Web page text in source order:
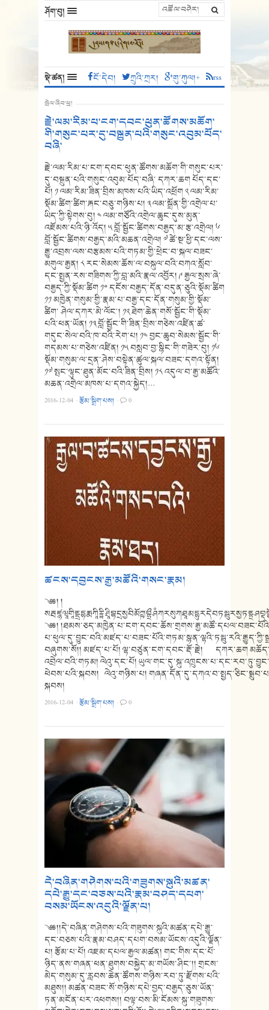
ཤོག་བུ།
སྡེ་ཚན། ངོ་དེབ། ཀྲུའི་ཀྲར། གུ་ཀུལ།+ rss
སྤེལ་ཞིབ་ཕྲ།
རྗེ་ལམ་རིམ་པ་ངག་དབང་ཕུན་ཚོགས་མཆོག་
གི་གསུང་པར་དུ་བསྐྲུན་པའི་གསུང་འབུམ་པོད་
བཞི་
རྗེ་ལམ་རིམ་པ་ངག་དབང་ཕུན་ཚོགས་མཆོག་གི་གསུང་པར་
དུ་བསྐྲུན་པའི་གསུང་འབུམ་པོད་བཞི་ དཀར་ཆག པོད་དང་
པོ། ༡ ལམ་རིམ་ཟིན་བྲིས་མཁས་པའི་ཡིད་འཕྲོག ༢ ལམ་རིམ་
སྡོམ་ཚིག་ཚིག་རྐང་བཅུ་གཉིས་པ། ༣ ལམ་སྒྲོན་གྱི་འགྲེལ་པ་
ཡིད་ཀྱི་སྟེགས་བུ། ༤ ལམ་གཙོའི་འགྲེལ་ཆུང་དུས་མུན་
འཇོམས་པའི་ཉི་འོད། ༥ བློ་སྦྱོང་ཚིགས་བརྒྱད་མ་རྩ་འགྲེལ། ༦
བློ་སྦྱོང་ཚིགས་བརྒྱད་མའི་མཆན་འགྲེལ། ༧ ཚེ་སྔ་ཕྱི་དང་ལས་
རྒྱུ་འབྲས་ལས་བརྩམས་པའི་གཏམ་གྱི་ཕྲེང་བ་སྐལ་བཟང་
མགུལ་རྒྱན། ༨ རང་སེམས་ཆོས་ལ་བསྐུལ་བའི་བཀའ་སློབ་
དང་སྤྱན་རས་གཟིགས་ཀྱི་བླ་མའི་རྣལ་འབྱོར། ༩ རྒྱལ་སྲས་ཞེ་
བརྒྱད་ཀྱི་སྡོམ་ཚིག ༡༠ དངོས་བརྒྱད་དོན་བདུན་ཅུའི་སྡོམ་ཚིག
༡༡ མཁྱེན་གསུམ་གྱི་རྣམ་པ་བརྒྱ་དང་དོན་གསུམ་གྱི་སྡོམ་
ཚིག་ ཤེལ་དཀར་མེ་ལོང༌། ༡༢ ཐེག་ཆེན་གསོ་སྦྱོང་གི་སྡོམ་
པའི་ཕན་ཡོན། ༡༣ བློ་སྦྱོང་གི་ཟིན་བྲིས་གཅེས་འཛིན་ཚ་
གདུང་སེལ་བའི་ཁ་བའི་རེག་པ། ༡༤ བྱང་ཆུབ་སེམས་སྦྱོང་གི་
གདམས་པ་གཅེས་འཛིན། ༡༥ བསླབ་བྱ་སྙིང་གི་གཟེར་བུ། ༡༦
སྡོམ་གསུམ་ལ་དྲན་ཤེས་བསྟེན་ཚུལ་སྐལ་བཟང་དགའ་སྟོན།
༡༧ སྤང་ལྟུང་ཐུན་མོང་བའི་ཟིན་བྲིས། ༡༨ འདུལ་བ་རྒྱ་མཚོའི་
མཆན་འགྲེལ་མཁས་པ་དགའ་སྐྱེད།…
2016-12-04 ·རྩོམ་སྒྲིག་པས། · 0
ཚངས་དབྱངས་རྒྱ་མཚོའི་གསང་རྣམ།
༄༅། །
༄༅།
བཞུགས་སོ།། མཛད་པ་པོ། ལྷ་བཙུན་ངག་དབང་རྡོ་རྗེ། དཀར་ཆག
འབྲེལ་བའི་གཏམ། ལེའུ་དང་པོ།
ཕེབས་པའི་སྐབས། ལེའུ་གཉིས་པ།
སྐབས།
2016-12-04 ·རྩོམ་སྒྲིག་པས། · 0
དེ་བཞིན་གཤེགས་པའི་གཟུགས་སྐུའི་མཚན་
དཔེ་རྒྱུ་དང་བཅས་པའི་རྣམ་བཤད་དཔག་
བསམ་ཡོངས་འདུའི་ལྗོན་པ།
༄༅།།དེ་བཞིན་གཤེགས་པའི་གཟུགས་སྐུའི་མཚན་དཔེ་རྒྱུ་
དང་བཅས་པའི་རྣམ་བཤད་དཔག་བསམ་ཡོངས་འདུའི་ལྗོན་
པ། རྩོམ་པ་པོ། འཇམ་དཔལ་རྒྱལ་མཚན། གང་གིས་དང་པོ་
ཉིད་ནས་གཞན་ཕན་ཐུགས་བསྐྱེད་མ་གཡོས་ཤིང་།། གྲངས་
མེད་གསུམ་དུ་རླབས་ཆེན་ཚོགས་གཉིས་རབ་ཏུ་རྫོགས་པའི་
མཐུས།། མཚན་བཟང་སོ་གཉིས་དཔེ་བྱད་བརྒྱད་ཅུས་ཡོན་
ཏན་མངོན་པར་འཕགས།། བལྟ་བས་མི་ངོམས་སྐུ་གཟུགས་